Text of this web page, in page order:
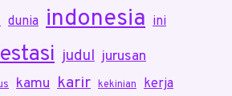
dunia indonesia ini
judul jurusan
kamu karir kekinian kerja